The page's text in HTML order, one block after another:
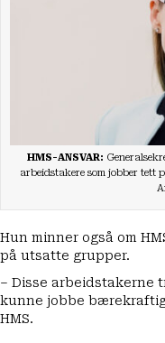
HMS-ANSVAR:
arbeidstakere som jobber tett
Hun minner også om
på utsatte grupper.
– Disse arbeidstakerne
kunne jobbe
HMS.